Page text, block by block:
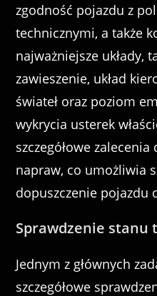
zgodność pojazdu z
technicznymi, a także
najważniejsze układy,
zawieszenie, układ
świateł oraz poziom
wykrycia usterek
szczegółowe
napraw, co umożliwia
dopuszczenie pojazdu
Sprawdzenie stanu
Jednym z głównych
szczegółowe